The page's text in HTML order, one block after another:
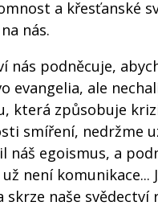
a křesťanské
nás.
nás podněcuje,
evangelia, ale
která způsobuje
smíření, nedržme
náš egoismus, a
není
skrze naše